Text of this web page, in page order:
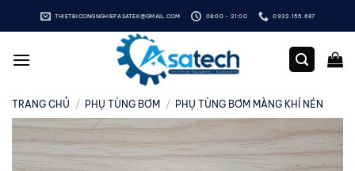
qua
dung
THIETBICONGNGHIEPASATEK@GMAIL.COM 08:00 - 21:00 0932.155.687
TRANG CHỦ / PHỤ TÙNG BƠM / PHỤ TÙNG BƠM MÀNG KHÍ NÉN